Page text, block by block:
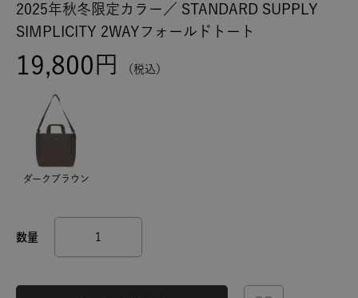
2025年秋冬限定カラー／ STANDARD SUPPLY
SIMPLICITY 2WAYフォールドトート
19,800 税込
ダークブラウン